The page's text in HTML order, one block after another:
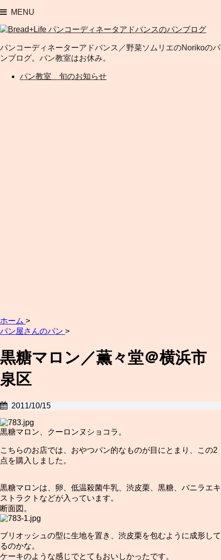
MENU
パンコーディネーターアドバンス／野菜ソムリエのNorikoのパ
ンブログ。パン教室はお休み。
パン教室 旬のお知らせ
ホーム >
パン屋さんのパン >
黒糖マロン／薫々堂＠横浜市
泉区
2011/10/15
黒糖マロン、クーロンヌショコラ。
こちらのお店では、おやつパン的なものが目にとまり、この2
点を購入しました。
黒糖マロンは、卵、低温殺菌牛乳、渋皮栗、黒糖、バニラエキ
ストラクトなどが入っています。
断面図。
ブリオッシュの型に生地を置き、渋皮栗を包むように成形して
るのかな。
ケーキのような感じでとてもおいしかったです。